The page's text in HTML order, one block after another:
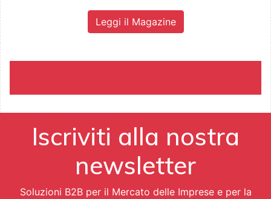
Leggi il Magazine
Iscriviti alla nostra
newsletter
Soluzioni B2B per il Mercato delle Imprese e per la